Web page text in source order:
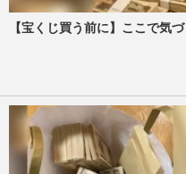
【宝くじ買う前に】ここで気